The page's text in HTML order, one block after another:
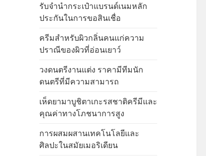
รับจำนำกระเป๋าแบรนด์เนมหลัก
ประกันในการขอสินเชื่อ
ครีมสำหรับผิวกลิ่นคนแก่ความ
ปราณีของผิวที่อ่อนเยาว์
วงดนตรีงานแต่ง ราคามีทีมนัก
ดนตรีที่มีความสามารถ
เห็ดยามาบูชิตาเกะรสชาติครีมีและ
คุณค่าทางโภชนาการสูง
การผสมผสานเทคโนโลยีและ
ศิลปะในสมัยเมอริเดียน